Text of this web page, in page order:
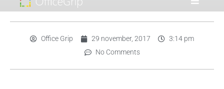
Office Grip 29 november, 2017
3:14 pm
No Comments